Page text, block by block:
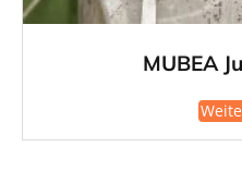
MUBEA